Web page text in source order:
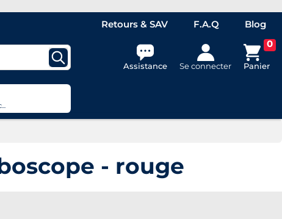
Retours & SAV F.A.Q Blog
Assistance Se connecter
0
Panier
- rouge